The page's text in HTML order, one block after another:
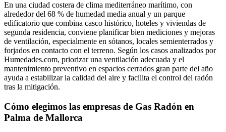
En una ciudad costera de clima mediterráneo marítimo, con
alrededor del 68 % de humedad media anual y un parque
edificatorio que combina casco histórico, hoteles y viviendas de
segunda residencia, conviene planificar bien mediciones y mejoras
de ventilación, especialmente en sótanos, locales semienterrados y
forjados en contacto con el terreno. Según los casos analizados por
Humedades.com, priorizar una ventilación adecuada y el
mantenimiento preventivo en espacios cerrados gran parte del año
ayuda a estabilizar la calidad del aire y facilita el control del radón
tras la mitigación.
Cómo elegimos las empresas de Gas Radón en
Palma de Mallorca